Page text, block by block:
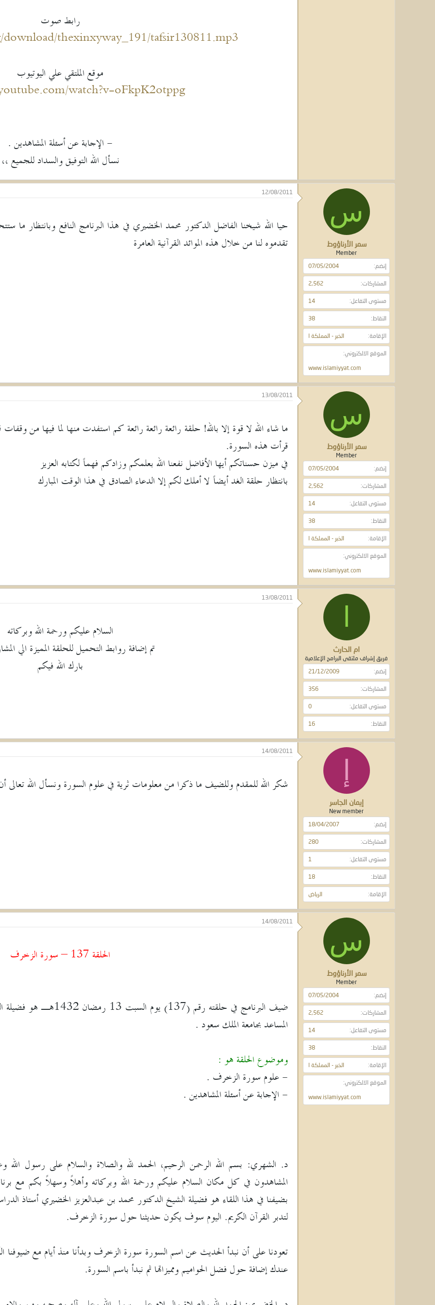
رابط صوت
thexinxyway_191/tafsir130811.mp3
موقع الملتقي علي اليوتيوب
watch?v=oFkpK2otppg
- الإجابة عن أسئلة المشاهدين .
نسأل الله التوفيق والسداد للجميع ،،​
س
سمر الأرناؤوط
Member
إنضم
07/05/2004
المشاركات 2,562
مستوى التفاعل 14
النقاط 38
الإقامة الخبر - المملكة ا
الموقع الالكتروني
www.islamiyyat.com
12/08/2011
حيا الله شيخنا الفاضل الدكتور محمد الخضيري في هذا البرنامج النافع وبانتظار ما
تقدموه لنا من خلال هذه الموائد القرآنية العامرة
س
سمر الأرناؤوط
Member
إنضم
07/05/2004
المشاركات 2,562
مستوى التفاعل 14
النقاط 38
الإقامة الخبر - المملكة ا
الموقع الالكتروني
www.islamiyyat.com
13/08/2011
ما شاء الله لا قوة إلا بالله! حلقة رائعة رائعة رائعة كم استفدت منها لما فيها من
قرأت هذه السورة.
في ميزن حسناتكم أيها الأفاضل نفعنا الله بعلمكم وزادكم فهماً لكتابه العزيز
بانتظار حلقة الغد أيضاً لا أملك لكم إلا الدعاء الصادق في هذا الوقت المبارك
ام الحارث
فريق إشراف ملتقى البرامج الإعلامية
إنضم
21/12/2009
المشاركات 356
مستوى التفاعل 0
النقاط 16
13/08/2011
السلام عليكم ورحمة الله وبركاته
تم إضافة روابط التحميل للحلقة المميزة الي
بارك الله فيكم
إيمان الجاسر
New member
إنضم
18/04/2007
المشاركات 280
مستوى التفاعل 1
النقاط 18
الإقامة الرياض
14/08/2011
شكر الله للمقدم وللضيف ما ذكرا من معلومات ثرية في علوم السورة ونسأل الله
س
سمر الأرناؤوط
Member
إنضم
07/05/2004
المشاركات 2,562
مستوى التفاعل 14
النقاط 38
الإقامة الخبر - المملكة ا
الموقع الالكتروني
www.islamiyyat.com
14/08/2011
الحلقة 137 – سورة الزخرف
ضيف البرنامج في حلقته
المساعد بجامعة الملك سعود .
وموضوع الحلقة هو :
- علوم سورة الزخرف .
- الإجابة عن أسئلة المشاهدين .
د. الشهري: بسم الله الرحمن الرحيم، الحمد لله والصلاة والسلام على رسول
المشاهدون في كل مكان السلام عليكم ورحمة الله وبركاته وأهلاً وسهلاً بكم مع
بضيفنا في هذا اللقاء هو فضيلة الشيخ الدكتور محمد بن عبدالعزيز الخضيري أستاذ
لتدبر القرآن الكريم. اليوم سوف يكون حديثنا حول سورة الزخرف.
تعودنا على أن نبدأ الحديث عن اسم السورة سورة الزخرف وبدأنا منذ أيام مع ضيوفنا
عندك إضافة حول فضل الحواميم ومميزاتها ثم نبدأ باسم السورة.